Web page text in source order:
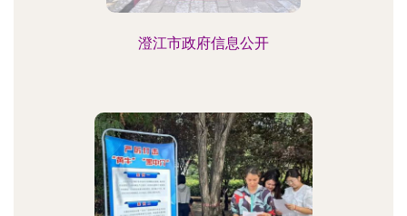
澄江市政府信息公开